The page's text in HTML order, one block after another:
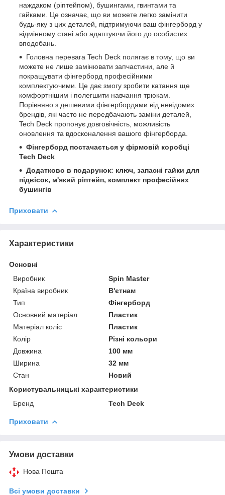
наждаком (ріптейпом), бушингами, гвинтами та
гайками. Це означає, що ви можете легко замінити
будь-яку з цих деталей, підтримуючи ваш фінгерборд у
відмінному стані або адаптуючи його до особистих
вподобань.
Головна перевага Tech Deck полягає в тому, що ви
можете не лише замінювати запчастини, але й
покращувати фінгерборд професійними
комплектуючими. Це дає змогу зробити катання ще
комфортнішим і полегшити навчання трюкам.
Порівняно з дешевими фінгербордами від невідомих
брендів, які часто не передбачають заміни деталей,
Tech Deck пропонує довговічність, можливість
оновлення та вдосконалення вашого фінгерборда.
Фінгерборд постачається у фірмовій коробці
Tech Deck
Додатково в подарунок: ключ, запасні гайки для
підвісок, м'який ріптейп, комплект професійних
бушингів
Приховати
Характеристики
Основні
Виробник
Spin Master
Країна виробник
В'єтнам
Тип
Фінгерборд
Основний матеріал
Пластик
Матеріал коліс
Пластик
Колір
Різні кольори
Довжина
100 мм
Ширина
32 мм
Стан
Новий
Користувальницькі характеристики
Бренд
Tech Deck
Приховати
Умови доставки
Нова Пошта
Всі умови доставки